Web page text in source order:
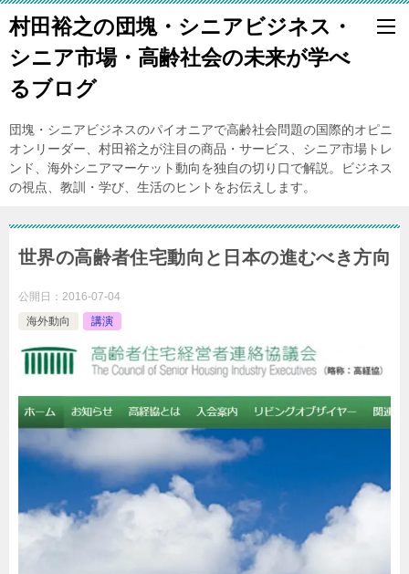
村田裕之の団塊・シニアビジネス・
シニア市場・高齢社会の未来が学べ
るブログ
団塊・シニアビジネスのパイオニアで高齢社会問題の国際的オピニ
オンリーダー、村田裕之が注目の商品・サービス、シニア市場トレ
ンド、海外シニアマーケット動向を独自の切り口で解説。ビジネス
の視点、教訓・学び、生活のヒントをお伝えします。
世界の高齢者住宅動向と日本の進むべき方向
公開日： 2016-07-04
海外動向
講演